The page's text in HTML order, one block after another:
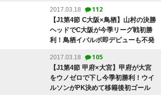
2017.03.18 112
【J1第4節 C大阪×鳥栖】山村の決勝
ヘッドでC大阪が今季リーグ戦初勝
利！鳥栖イバルボ即デビューも不発
2017.03.18 105
【J1第4節 甲府×大宮】甲府が大宮
をウノゼロで下し今季初勝利！ウイ
ルソンがPK決めて移籍後初ゴール